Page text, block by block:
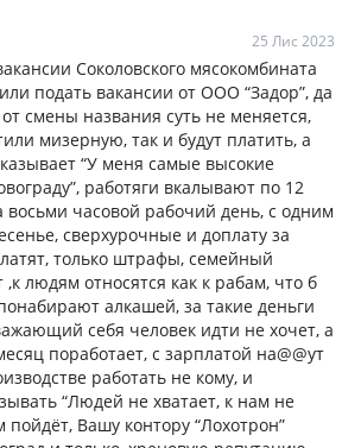
25 Лис 2023
Соколовского мясокомбината
подать вакансии от ООО “Задор”, да
смены названия суть не меняется,
мизерную, так и будут платить, а
“У меня самые высокие
работяги вкалывают по 12
восьми часовой рабочий день, с одним
сверхурочные и доплату за
только штрафы, семейный
,к людям относятся как к рабам, что б
алкашей, за такие деньги
себя человек идти не хочет, а
поработает, с зарплатой на@@ут
работать не кому, и
“Людей не хватает, к нам не
пойдёт, Вашу контору “Лохотрон”